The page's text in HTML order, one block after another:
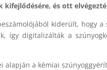
kifejlődésére, és ott
kiderült, hogy
így digitalizálták a
alapján a kémiai